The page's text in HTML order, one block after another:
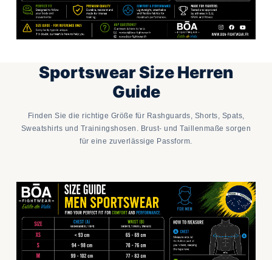
Sportswear Size Herren
Guide
Finden Sie die richtige Größe für Rashguards, Shorts, Spats,
Sweatshirts und Trainingshosen. Brust- und Taillenmaße sorgen
für eine zuverlässige Passform.